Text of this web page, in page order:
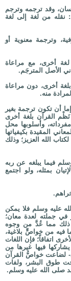
وقد ترجمه وترجم
نقله من لغة إلى لغة
وترجمة معنوية أو
أخرى، مع مراعاة
الأصل المترجَم.
أخرى، دون مراعاة
منه.
أن تكون ترجمة بغير
نَظْم القرآن بلغة أخرى
وأسلوبها محل
المقيدة بكيفياتها
الله العزيز؛ وذلك
فيما يبلغه عن ربه
بمثله، ولو اجتمع
عليه وسلم فلا يمكن
في جملته لعدة معان؛
ذلك مما عُدَّ من وجوه
فيه من خواصٍّ بلاغية،
اتفاقاً؛ فإن اللغات
فيها غيرها من
لضاعت خواصُّ القرآن
طوق البشر، ولفات
صلى الله عليه وسلم.